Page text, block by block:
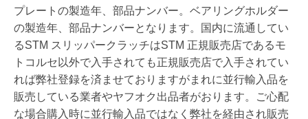
プレートの製造年、部品ナンバー。ベアリングホルダー
の製造年、部品ナンバーとなります。国内に流通してい
るSTM スリッパークラッチはSTM 正規販売店であるモ
トコルセ以外で入手されても正規販売店で入手されてい
れば弊社登録を済ませておりますがまれに並行輸入品を
販売している業者やヤフオク出品者がおります。ご心配
な場合購入時に並行輸入品ではなく弊社を経由され販売